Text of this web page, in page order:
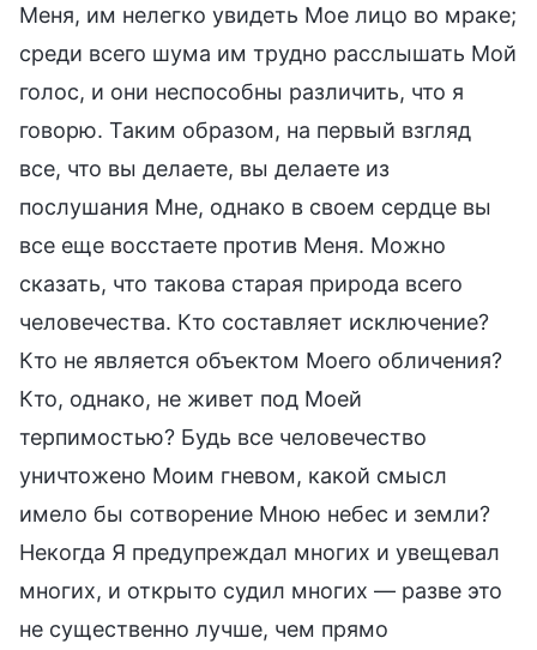
Меня, им нелегко увидеть Мое лицо во мраке;
среди всего шума им трудно расслышать Мой
голос, и они неспособны различить, что я
говорю. Таким образом, на первый взгляд
все, что вы делаете, вы делаете из
послушания Мне, однако в своем сердце вы
все еще восстаете против Меня. Можно
сказать, что такова старая природа всего
человечества. Кто составляет исключение?
Кто не является объектом Моего обличения?
Кто, однако, не живет под Моей
терпимостью? Будь все человечество
уничтожено Моим гневом, какой смысл
имело бы сотворение Мною небес и земли?
Некогда Я предупреждал многих и увещевал
многих, и открыто судил многих — разве это
не существенно лучше, чем прямо